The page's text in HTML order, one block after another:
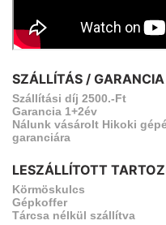
SZÁLLÍTÁS / GARANCIA
Szállítási díj 2500.-Ft
Garancia 1+2év
Nálunk vásárolt Hikoki
garanciára
LESZÁLLÍTOTT
Körmöskulcs
Gépkoffer
Tárcsa nélkül szállítva